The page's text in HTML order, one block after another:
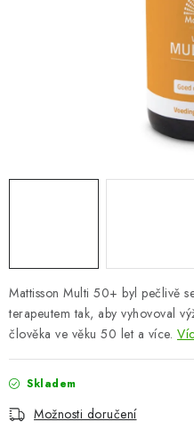
Odborný garant MUDr. Monika
Obchodní podmínky
Mattisson Multi 50+ byl pečlivě
terapeutem tak, aby vyhovoval
člověka ve věku 50 let a více.
Skladem
Možnosti doručení